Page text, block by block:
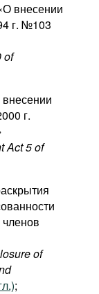
внесении
г. №103
of
г.
Act 5 of
of
;